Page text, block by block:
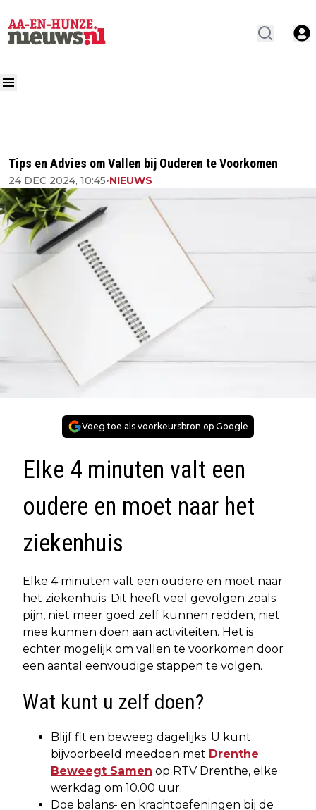
Tips en Advies om Vallen bij Ouderen te Voorkomen
24 DEC 2024, 10:45•NIEUWS
Voeg toe als voorkeursbron op Google
Elke 4 minuten valt een
oudere en moet naar het
ziekenhuis
Elke 4 minuten valt een oudere en moet naar
het ziekenhuis. Dit heeft veel gevolgen zoals
pijn, niet meer goed zelf kunnen redden, niet
mee kunnen doen aan activiteiten. Het is
echter mogelijk om vallen te voorkomen door
een aantal eenvoudige stappen te volgen.
Wat kunt u zelf doen?
Blijf fit en beweeg dagelijks. U kunt
bijvoorbeeld meedoen met Drenthe
Beweegt Samen op RTV Drenthe, elke
werkdag om 10.00 uur.
Doe balans- en krachtoefeningen bij de